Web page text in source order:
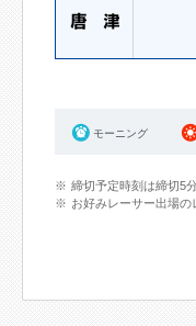
モーニング
締切予定時刻は締切5
お好みレーサー出場の